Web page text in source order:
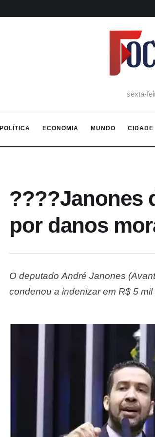
sexta-
POLÍTICA ECONOMIA MUNDO CIDADE
????Janones
por danos
O deputado André Janones
condenou a indenizar em R$ 5
por Janones no …